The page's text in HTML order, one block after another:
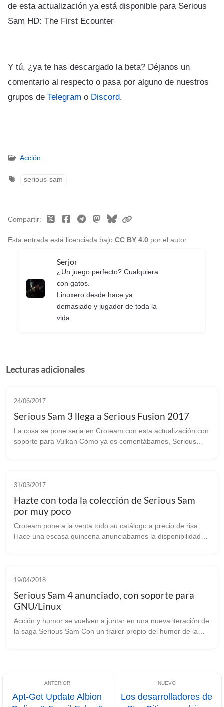
de esta actualización ya está disponible para Serious
Sam HD: The First Ecounter
Y tú, ¿ya te has descargado la beta? Déjanos un
comentario al respecto o pasa por alguno de nuestros
grupos de Telegram o Discord.
Acción
serious-sam
Esta entrada está licenciada bajo CC BY 4.0 por el autor.
Compartir
Serjor
¿Un juego perfecto? Cualquiera
con gatos.
Linuxero desde hace ya
demasiado y jugador de toda la
vida
Lecturas adicionales
24/06/2017
Serious Sam 3 llega a Serious Fusion 2017
La cosa se pone seria en Croteam con esta actualización con
soporte para Vulkan Cómo ya os comentábamos, Serious
31/03/2017
Hazte con toda la colección de Serious Sam
por muy poco
Croteam pone a la venta todo su catálogo a precio de risa
Hace una escasa quincena anunciabamos la disponibilidad
19/04/2018
Serious Sam 4 anunciado, con soporte para
GNU/Linux
Acción y humor se vuelven a juntar en una nueva iteración de
la saga Serious Sam Con un trailer propio del humor de la
Apt-Get Update Albion
Los desarrolladores de